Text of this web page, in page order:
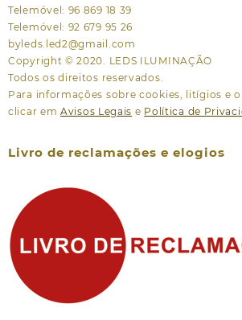
Telemóvel: 96 869 18 39
Telemóvel: 92 679 95 26
byleds.led2@gmail.com
Copyright © 2020. LEDS ILUMINAÇÃO
Todos os direitos reservados.
Para informações sobre cookies, litígios e
clicar em Avisos Legais e Política de
Livro de reclamações e elogios